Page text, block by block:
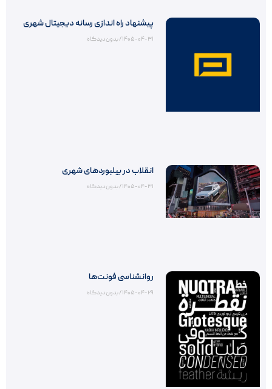
پیشنهاد راه اندازی رسانه دیجیتال شهری
۱۴۰۵-۰۴-۳۱ بدون دیدگاه
انقلاب در بیلبوردهای شهری
۱۴۰۵-۰۴-۳۱ بدون دیدگاه
روانشناسی فونت‌ها
۱۴۰۵-۰۴-۲۹ بدون دیدگاه